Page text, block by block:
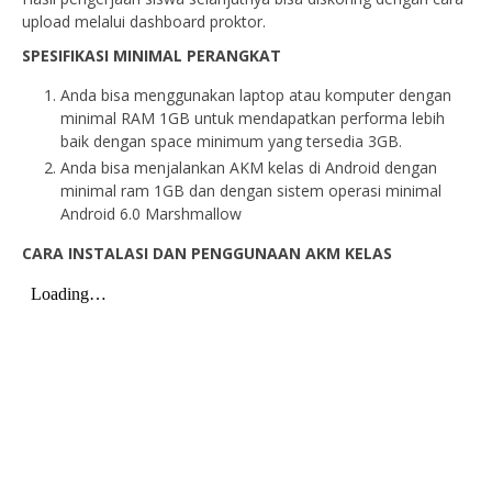
upload melalui dashboard proktor.
SPESIFIKASI MINIMAL PERANGKAT
Anda bisa menggunakan laptop atau komputer dengan
minimal RAM 1GB untuk mendapatkan performa lebih
baik dengan space minimum yang tersedia 3GB.
Anda bisa menjalankan AKM kelas di Android dengan
minimal ram 1GB dan dengan sistem operasi minimal
Android 6.0 Marshmallow
CARA INSTALASI DAN PENGGUNAAN AKM KELAS